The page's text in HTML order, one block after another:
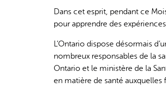
Dans cet esprit, pendant ce
pour apprendre des
L’Ontario dispose désormais
nombreux responsables de la
Ontario et le ministère de la
en matière de santé auxquelles